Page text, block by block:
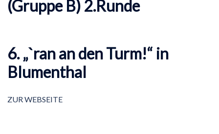
(Gruppe B) 2.Runde
6. „`ran an den Turm!“ in
Blumenthal
ZUR WEBSEITE